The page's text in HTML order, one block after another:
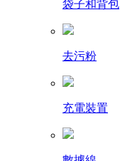
袋子和背包
去污粉
充電裝置